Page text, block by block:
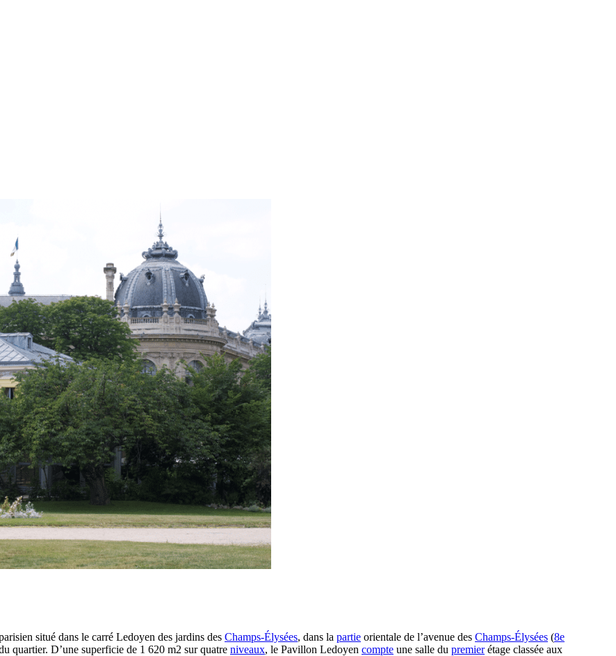
situé dans le carré Ledoyen des jardins des Champs-Élysées, dans la partie orientale de l’avenue des Champs-Élysées (8e
quartier. D’une superficie de 1 620 m2 sur quatre niveaux, le Pavillon Ledoyen compte une salle du premierétage classée aux